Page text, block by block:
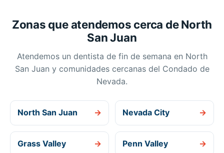
Zonas que atendemos cerca de North
San Juan
Atendemos un dentista de fin de semana en North
San Juan y comunidades cercanas del Condado de
Nevada.
North San Juan → Nevada City →
Grass Valley → Penn Valley →